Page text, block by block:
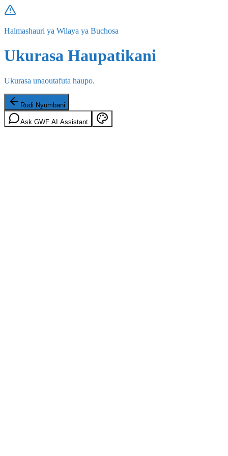
Halmashauri ya Wilaya ya Buchosa
Ukurasa Haupatikani
Ukurasa unaoutafuta haupo.
Rudi Nyumbani
Ask GWF AI Assistant